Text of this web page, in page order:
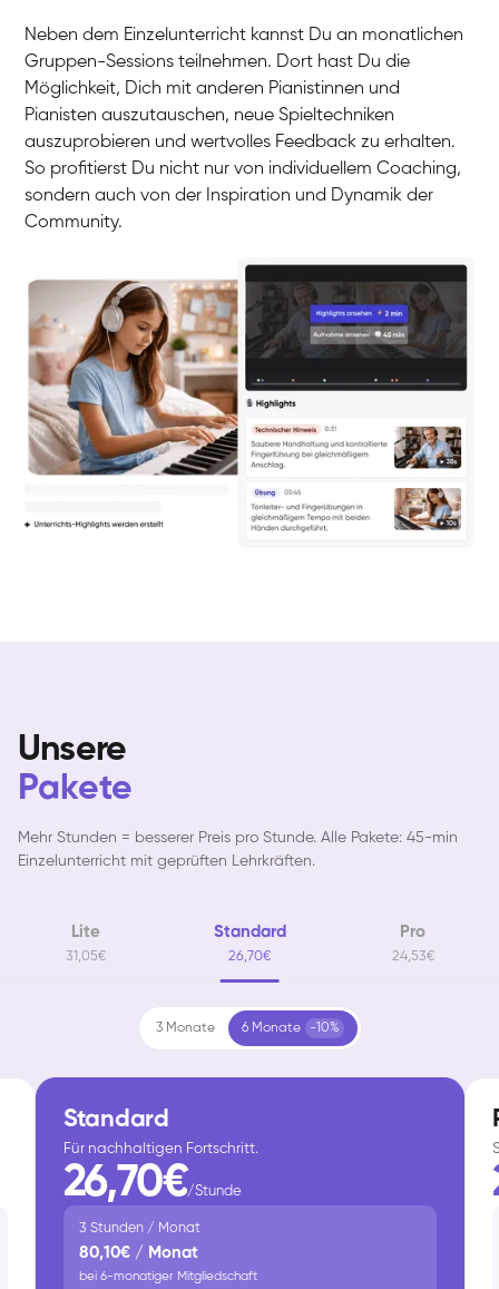
Yuna
Klavier / Piano / Flügel
Camilla
Klavier / Piano / Flügel
Negin
Klavier / Piano / Flügel
Katarzyna
Klavier / Piano / Flügel
Neben dem Einzelunterricht kannst Du an monatlichen
Gruppen-Sessions teilnehmen. Dort hast Du die
Möglichkeit, Dich mit anderen Pianistinnen und
Pianisten auszutauschen, neue Spieltechniken
auszuprobieren und wertvolles Feedback zu erhalten.
So profitierst Du nicht nur von individuellem Coaching,
sondern auch von der Inspiration und Dynamik der
Community.
Unsere
Pakete
Mehr Stunden = besserer Preis pro Stunde. Alle Pakete: 45-min
Einzelunterricht mit geprüften Lehrkräften.
Lite
31,05€
Standard
26,70€
Pro
24,53€
3 Monate 6 Monate -10%
Standard
Für nachhaltigen Fortschritt.
26,70€/Stunde
3 Stunden / Monat
80,10€ / Monat
bei 6-monatiger Mitgliedschaft